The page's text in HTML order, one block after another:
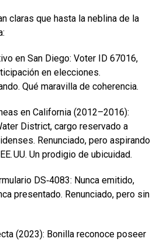
claras que hasta la neblina de la
en San Diego: Voter ID 67016,
en elecciones.
Qué maravilla de coherencia.
en California (2012–2016):
District, cargo reservado a
Renunciado, pero aspirando
UU. Un prodigio de ubicuidad.
DS‑4083: Nunca emitido,
presentado. Renunciado, pero sin
(2023): Bonilla reconoce poseer